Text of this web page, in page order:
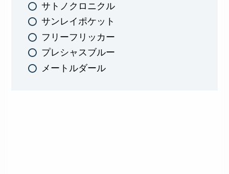
サトノクロニクル
サンレイポケット
フリーフリッカー
プレシャスブルー
メートルダール